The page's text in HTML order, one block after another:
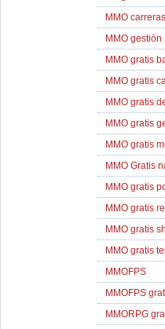
MMO carreras
MMO gestión
MMO gratis
MMO gratis
MMO gratis
MMO gratis
MMO gratis
MMO Gratis
MMO gratis
MMO gratis
MMO gratis
MMO gratis
MMOFPS
MMOFPS
MMORPG